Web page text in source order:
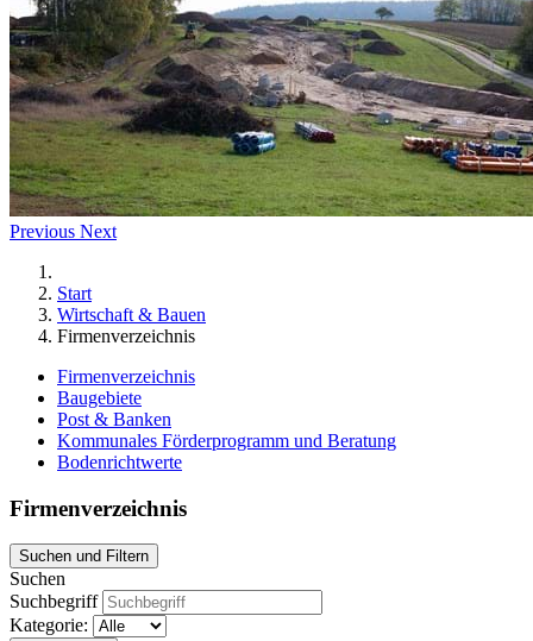
Previous Next
Start
Wirtschaft & Bauen
Firmenverzeichnis
Firmenverzeichnis
Baugebiete
Post & Banken
Kommunales Förderprogramm und Beratung
Bodenrichtwerte
Firmenverzeichnis
Suchen und Filtern
Suchen
Suchbegriff
Kategorie: